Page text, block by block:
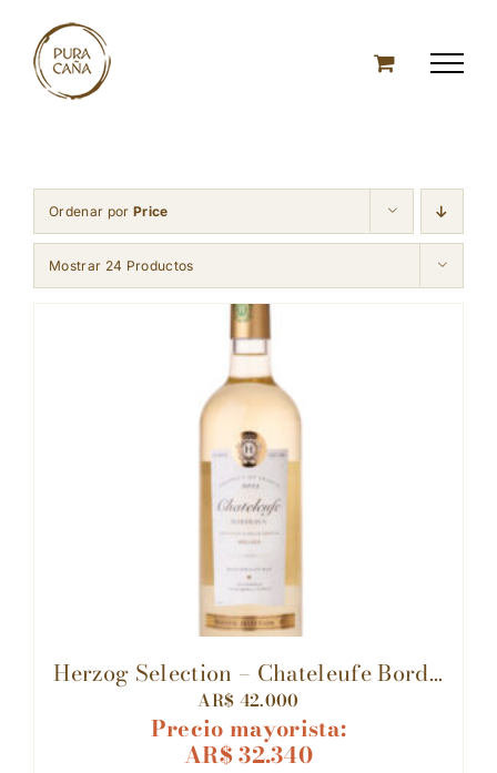
content
Ordenar por Price
Mostrar 24 Productos
Herzog Selection – Chateleufe Bord...
AR$ 42.000
Precio mayorista:
AR$32.340